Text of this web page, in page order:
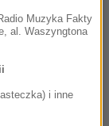
Muzyka Fakty
al. Waszyngtona
i inne